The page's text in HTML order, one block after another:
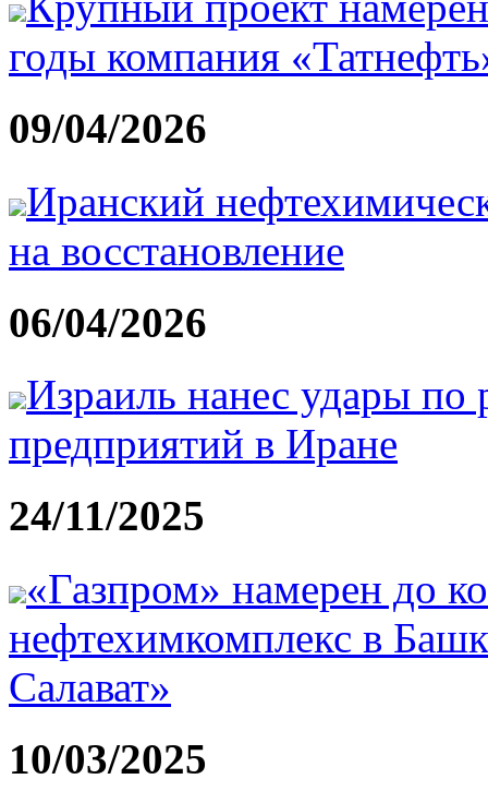
годы компания
09/04/2026
Иранский
на восстановление
06/04/2026
Израиль нанес удары по
предприятий в Иране
24/11/2025
«Газпром» намерен до
нефтехимкомплекс в
Салават»
10/03/2025